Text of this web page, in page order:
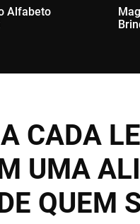
Alfabeto
CADA
UMA
QUEM